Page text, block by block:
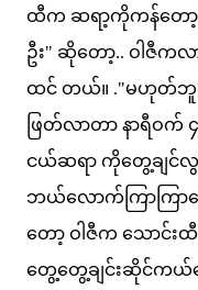
ထီက ဆရာ့ကိုကန်တော့
ဦး" ဆိုတော့.. ဝါဇီက
ထင် တယ်။ ."မဟုတ်ဘူး
ဖြတ်လာတာ နာရီဝက်
ငယ်ဆရာ ကိုတွေ့ချင်လွ
ဘယ်လောက်ကြာကြာစ
တော့ ဝါဇီက သောင်းထီ
တွေ့တွေ့ချင်းဆိုင်ကယ်ပ